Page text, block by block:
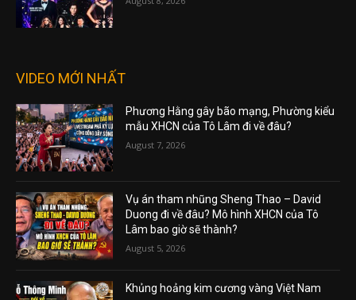
VIDEO MỚI NHẤT
Phương Hằng gây bão mạng, Phường kiểu
mẫu XHCN của Tô Lâm đi về đâu?
August 7, 2026
Vụ án tham nhũng Sheng Thao – David
Duong đi về đâu? Mô hình XHCN của Tô
Lâm bao giờ sẽ thành?
August 5, 2026
Khủng hoảng kim cương vàng Việt Nam